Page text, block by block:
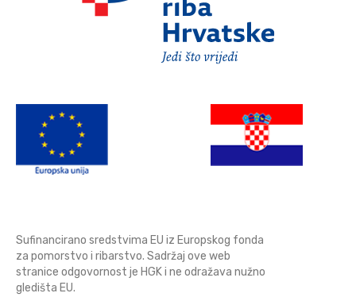
Sufinancirano sredstvima EU iz Europskog fonda
za pomorstvo i ribarstvo. Sadržaj ove web
stranice odgovornost je HGK i ne odražava nužno
gledišta EU.